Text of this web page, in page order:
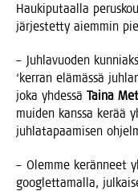
Hau­ki­pu­taal­la
jär­jes­tet­ty aiem­min
– Juh­la­vuo­den
‘ker­ran elä­mäs­sä
joka yhdes­sä Tai­na
mui­den kans­sa kerää
juh­la­ta­paa­mi­sen
– Olem­me kerän­neet
googlet­ta­mal­la,